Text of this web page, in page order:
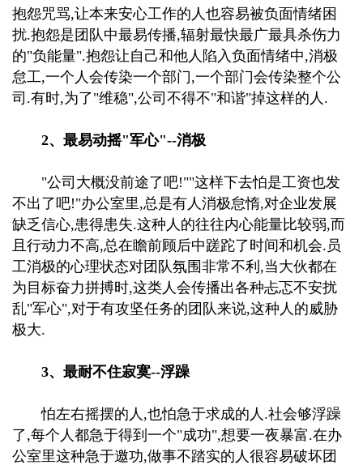
抱怨咒骂,让本来安心工作的人也容易被负面情绪困
扰.抱怨是团队中最易传播,辐射最快最广最具杀伤力
的"负能量".抱怨让自己和他人陷入负面情绪中,消极
怠工,一个人会传染一个部门,一个部门会传染整个公
司.有时,为了"维稳",公司不得不"和谐"掉这样的人.
2、最易动摇"军心"--消极
"公司大概没前途了吧!""这样下去怕是工资也发
不出了吧!"办公室里,总是有人消极怠惰,对企业发展
缺乏信心,患得患失.这种人的往往内心能量比较弱,而
且行动力不高,总在瞻前顾后中蹉跎了时间和机会.员
工消极的心理状态对团队氛围非常不利,当大伙都在
为目标奋力拼搏时,这类人会传播出各种忐忑不安扰
乱"军心",对于有攻坚任务的团队来说,这种人的威胁
极大.
3、最耐不住寂寞--浮躁
怕左右摇摆的人,也怕急于求成的人.社会够浮躁
了,每个人都急于得到一个"成功",想要一夜暴富.在办
公室里这种急于邀功,做事不踏实的人很容易破坏团